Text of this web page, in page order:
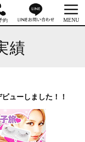
績
ューしました！！